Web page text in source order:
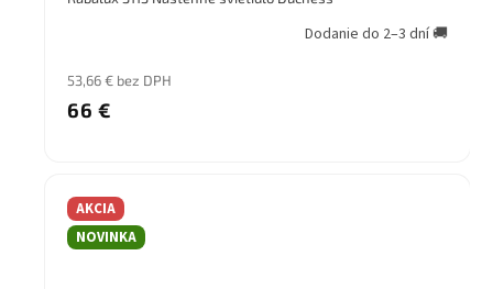
Dodanie do 2–3 dní 🚚
53,66 € bez DPH
66 €
AKCIA
NOVINKA